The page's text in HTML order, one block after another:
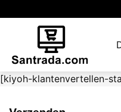
naar
[kiyoh-klantenvertellen-